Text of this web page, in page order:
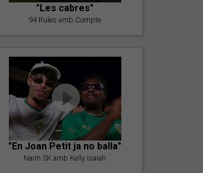
"Les cabres"
94 Rules amb Compte
"En Joan Petit ja no balla"
Naim SK amb Kelly Isaiah